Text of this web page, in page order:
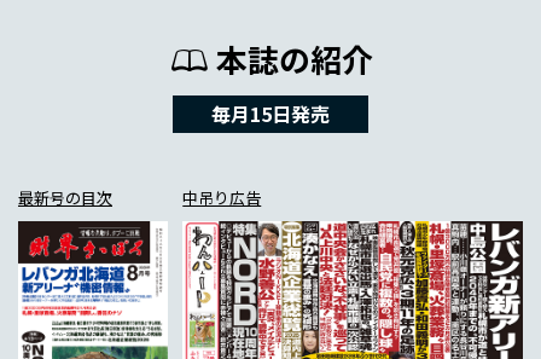
本誌の紹介
毎月15日発売
最新号の目次 中吊り広告